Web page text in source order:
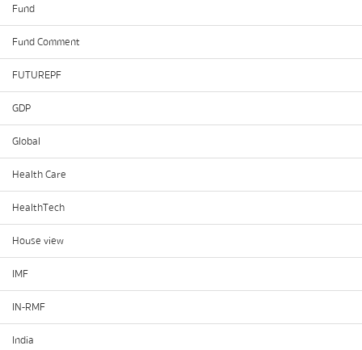
Fund
Fund Comment
FUTUREPF
GDP
Global
Health Care
HealthTech
House view
IMF
IN-RMF
India